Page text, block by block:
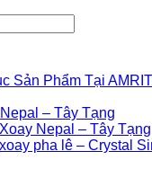
Sản Phẩm Tại
– Tây Tạng
Nepal – Tây Tạng
pha lê – Crystal